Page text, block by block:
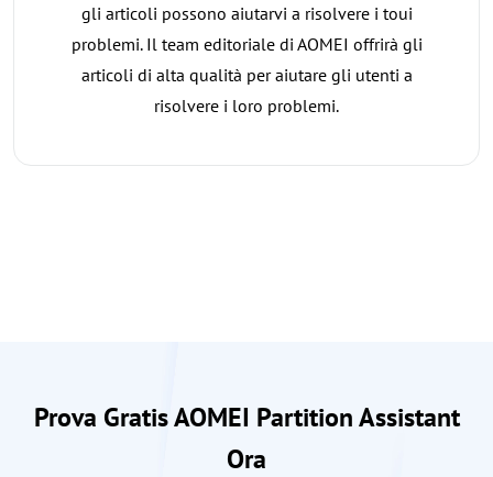
gli articoli possono aiutarvi a risolvere i toui
problemi. Il team editoriale di AOMEI offrirà gli
articoli di alta qualità per aiutare gli utenti a
risolvere i loro problemi.
Prova Gratis AOMEI Partition Assistant
Ora